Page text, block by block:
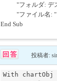
"フォルダ: デス
"ファイル名: " &
End Sub
投稿者:
With chartObj